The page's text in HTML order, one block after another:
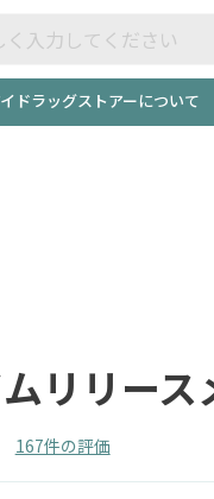
のスト
ト中！！
ドラッグストアーについて
リリー
167件の評価